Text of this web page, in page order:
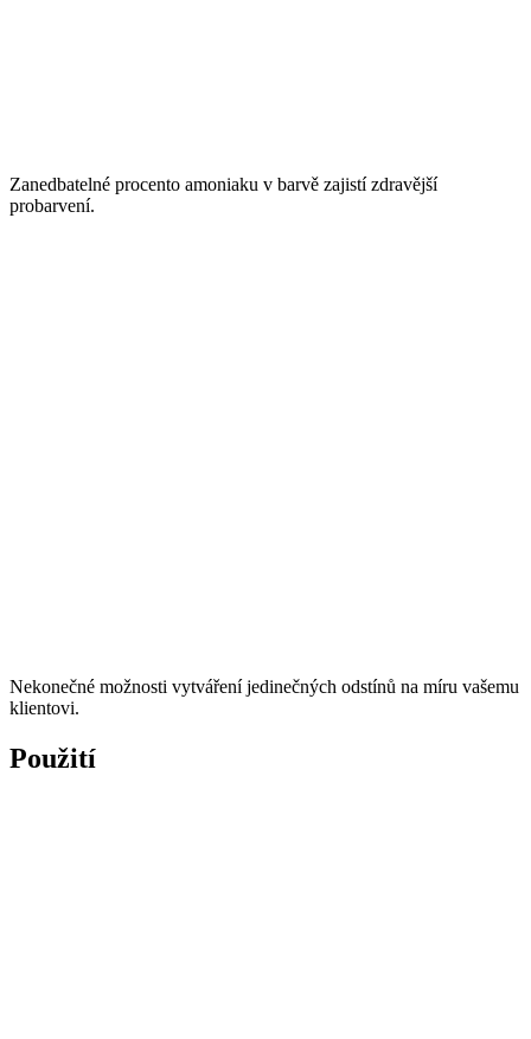
Zanedbatelné procento amoniaku v barvě zajistí zdravější
probarvení.
Nekonečné možnosti vytváření jedinečných odstínů na míru vašemu
klientovi.
Použití